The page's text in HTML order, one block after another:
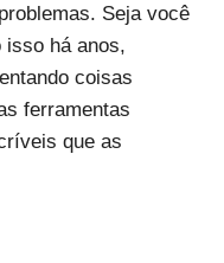
Seja você
isso há anos,
coisas
ferramentas
que as